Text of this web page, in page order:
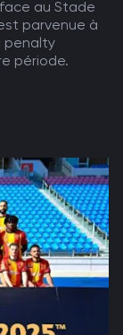
au Stade
parvenue à
penalty
période.